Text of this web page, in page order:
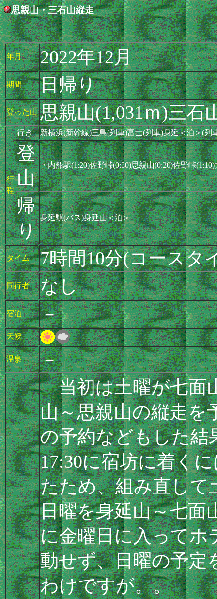
思親山・三石山縦走
年月 2022年12月
期間 日帰り
登った山 思親山(1,031ｍ)三石
行
程
行き 新横浜(新幹線)三島(列車)富士(列車)身延＜泊＞(列
登
山
・内船駅(1:20)佐野峠(0:30)思親山(0:20)佐野峠
帰
り
身延駅(バス)身延山＜泊＞
タイム 7時間10分(コースタ
同行者 なし
宿泊 －
天候
温泉 －
当初は土曜が七面
山～思親山の縦走を
の予約などもした結
17:30に宿坊に着く
たため、組み直して
日曜を身延山～七面
に金曜日に入ってホ
動せず、日曜の予定
わけですが。。